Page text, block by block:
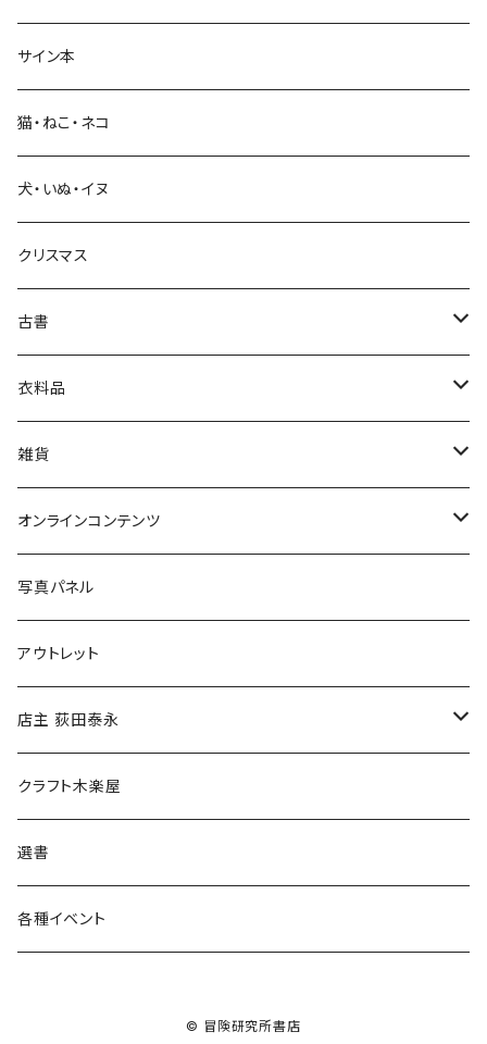
生活・暮らし
芸術・絵画・写真
絵本・児童書
娯楽・エンターテインメント
サイン本
猫・ねこ・ネコ
犬・いぬ・イヌ
クリスマス
古書
古書セット
美術
衣料品
POLEWARDS
Tシャツ
雑貨
バッグ
ブックカバー
マグカップ
傘
食料品
その他
オンラインコンテンツ
冒険クロストーク
写真パネル
アウトレット
店主 荻田泰永
書籍
ウェア
クラフト木楽屋
選書
各種イベント
© 冒険研究所書店